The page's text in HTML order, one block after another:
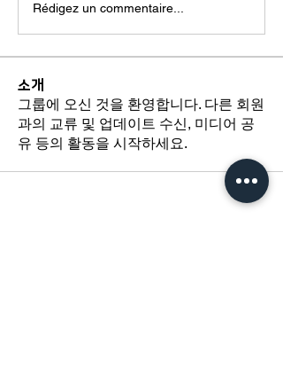
Rédigez un commentaire...
소개
그룹에 오신 것을 환영합니다. 다른 회원
과의 교류 및 업데이트 수신, 미디어 공
유 등의 활동을 시작하세요.